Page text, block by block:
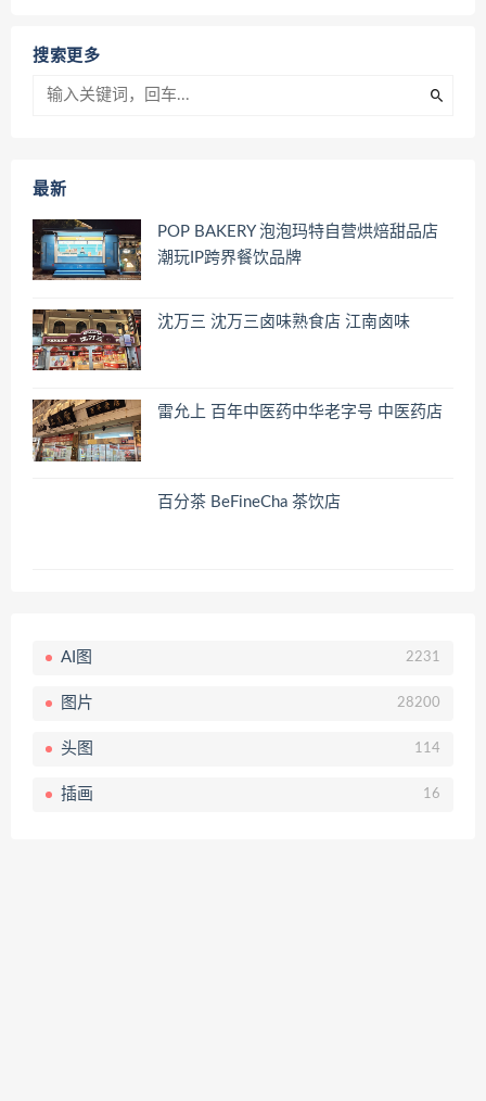
搜索更多
最新
POP BAKERY 泡泡玛特自营烘焙甜品店
潮玩IP跨界餐饮品牌
沈万三 沈万三卤味熟食店 江南卤味
雷允上 百年中医药中华老字号 中医药店
百分茶 BeFineCha 茶饮店
AI图 2231
图片 28200
头图 114
插画 16